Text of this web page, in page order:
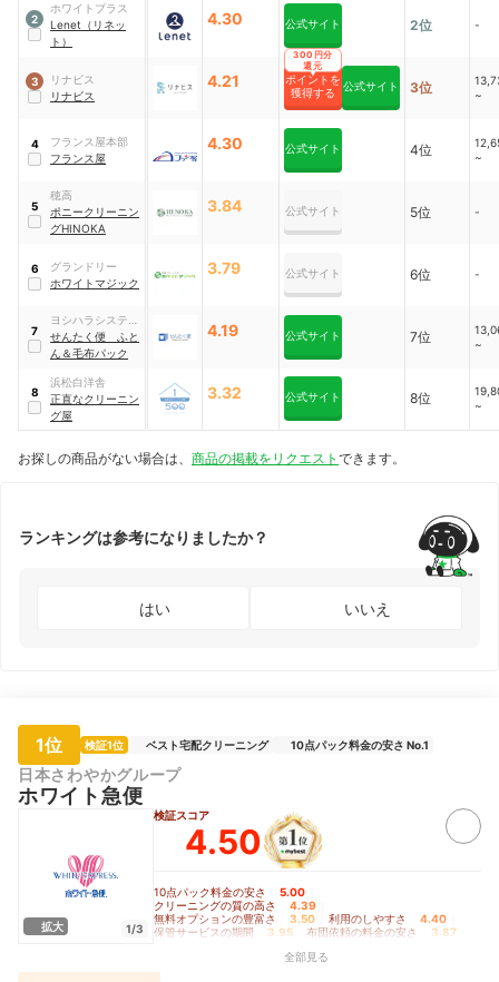
2
ホワイトプラス
Lenet（リネッ
ト）
4.30 公式サイト 2位 -
3
リナビス
リナビス
4.21
ポイントを
獲得する
300円分
還元
公式サイト 3位
~
4
フランス屋本部
フランス屋
4.30 公式サイト 4位
~
5
穂高
ポニークリーニン
グHINOKA
3.84 公式サイト 5位 -
6
グランドリー
ホワイトマジック
3.79 公式サイト 6位 -
7
ヨシハラシステム
ズ
せんたく便 ふと
ん＆毛布パック
4.19 公式サイト 7位
~
8
浜松白洋舎
正直なクリーニン
グ屋
3.32 公式サイト 8位
~
お探しの商品がない場合は、 商品の掲載をリクエスト できます。
ランキングは参考になりましたか？
はい いいえ
1位 検証1位 ベスト宅配クリーニング 10点パック料金の安さ No.1
日本さわやかグループ
ホワイト急便
拡大 1/3
検証スコア
4.50
10点パック料金の安さ 5.00
クリーニングの質の高さ 4.39
無料オプションの豊富さ 3.50 利用のしやすさ 4.40
保管サービスの期間 3.95 布団依頼の料金の安さ 3.87
全部見る